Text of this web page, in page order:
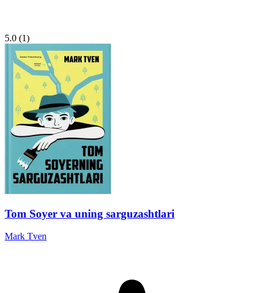
5.0 (1)
Tom Soyer va uning sarguzashtlari
Mark Tven